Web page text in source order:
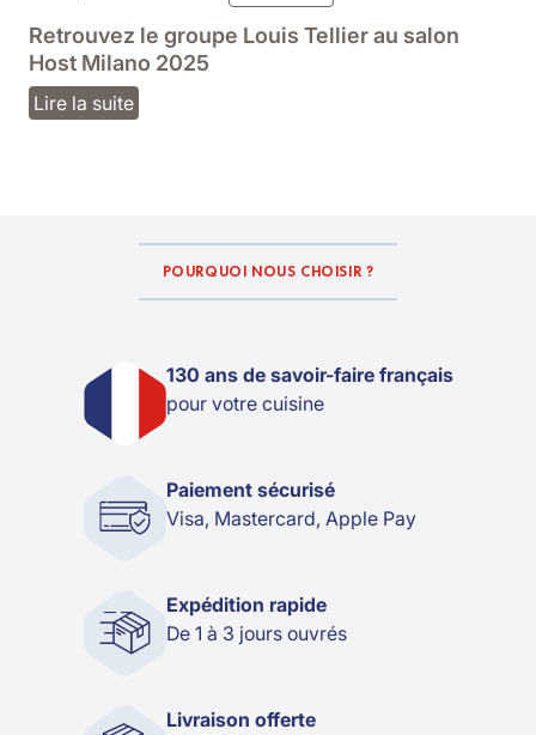
Retrouvez le groupe Louis Tellier au salon
Host Milano 2025
Lire la suite
POURQUOI NOUS CHOISIR ?
130 ans de savoir-faire français
pour votre cuisine
Paiement sécurisé
Visa, Mastercard, Apple Pay
Expédition rapide
De 1 à 3 jours ouvrés
Livraison offerte